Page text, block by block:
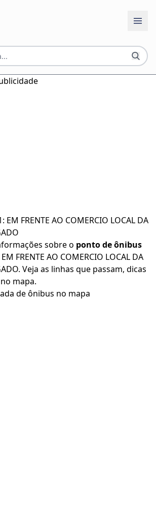
FRENTE AO COMERCIO LOCAL DA
sobre o ponto de ônibus
FRENTE AO COMERCIO LOCAL DA
Veja as linhas que passam, dicas
mapa.
de ônibus no mapa